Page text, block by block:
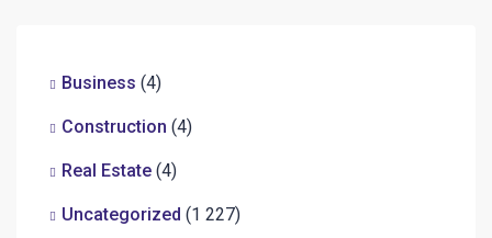
Business (4)
Construction (4)
Real Estate (4)
Uncategorized (1 227)